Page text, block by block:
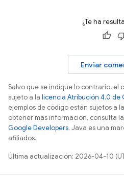
¿Te ha
Enviar
Salvo que se indique lo contrario, el
sujeto a la licencia Atribución 4.0 de
ejemplos de código están sujetos a la
obtener más información, consulta
Google Developers. Java es una
afiliados.
Última actualización: 2026-04-10